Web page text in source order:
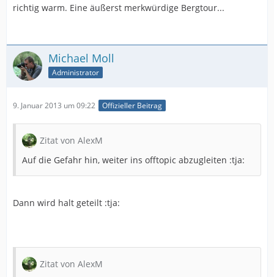
richtig warm. Eine äußerst merkwürdige Bergtour...
Michael Moll
Administrator
9. Januar 2013 um 09:22 Offizieller Beitrag
Zitat von AlexM
Auf die Gefahr hin, weiter ins offtopic abzugleiten :tja:
Dann wird halt geteilt :tja:
Zitat von AlexM